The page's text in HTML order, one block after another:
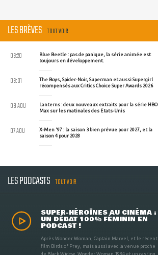
LES BRÈVES TOUT VOIR
Blue Beetle : pas de panique, la série animée est
toujours en développement.
09:20
The Boys, Spider-Noir, Superman et aussi Supergirl
récompensés aux Critics Choice Super Awards 2026
09:01
Lanterns : deux nouveaux extraits pour la série HBO
Max sur les matinales des Etats-Unis
08 AOU
X-Men '97 : la saison 3 bien prévue pour 2027, et la
saison 4 pour 2028
07 AOU
LES PODCASTS TOUT VOIR
SUPER-HÉROÏNES AU CINÉMA :
UN DÉBAT 100% FÉMININ EN
PODCAST !
Après Wonder Woman, Captain Marvel, et le récent
film Birds of Prey, mais aussi avec la venue proche
de Black Widow, Wonder Woman 1984 et un casting